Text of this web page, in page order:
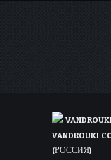
(РОССИЯ)